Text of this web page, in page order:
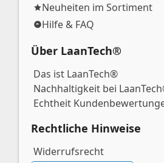
Neuheiten im Sortiment
Hilfe & FAQ
Über LaanTech®
Das ist LaanTech®
Nachhaltigkeit bei
Echtheit
Rechtliche Hinweise
Widerrufsrecht